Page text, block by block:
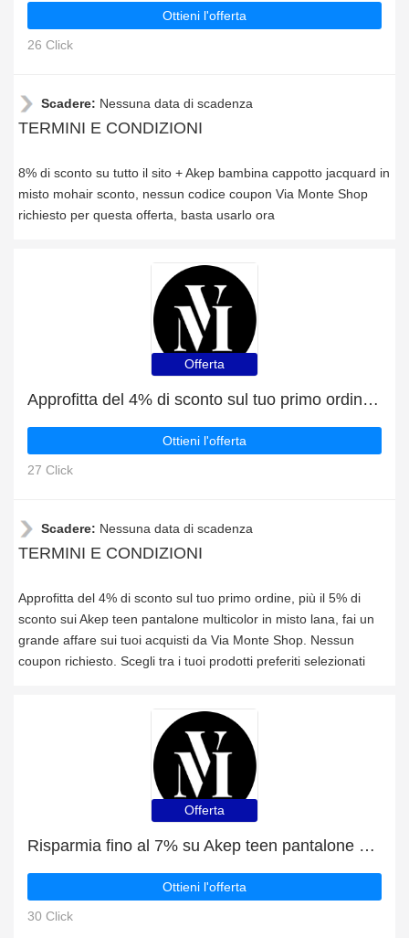
Ottieni l'offerta
26 Click
Scadere: Nessuna data di scadenza
TERMINI E CONDIZIONI
8% di sconto su tutto il sito + Akep bambina cappotto jacquard in
misto mohair sconto, nessun codice coupon Via Monte Shop
richiesto per questa offerta, basta usarlo ora
Offerta
Approfitta del 4% di sconto sul tuo primo ordine, più il 5% di sconto sui Akep teen pantalone multicolor in misto lana
Ottieni l'offerta
27 Click
Scadere: Nessuna data di scadenza
TERMINI E CONDIZIONI
Approfitta del 4% di sconto sul tuo primo ordine, più il 5% di
sconto sui Akep teen pantalone multicolor in misto lana, fai un
grande affare sui tuoi acquisti da Via Monte Shop. Nessun
coupon richiesto. Scegli tra i tuoi prodotti preferiti selezionati
Offerta
Risparmia fino al 7% su Akep teen pantalone cammello in misto lana, scaduto presto
Ottieni l'offerta
30 Click